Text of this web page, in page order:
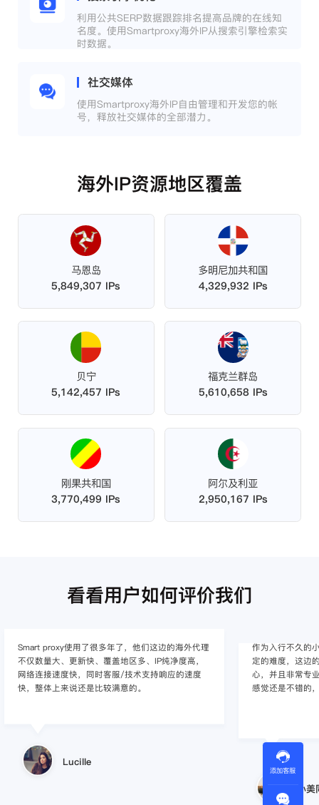
利用公共SERP数据跟踪排名提高品牌的在线知
名度。使用Smartproxy海外IP从搜索引擎检索实
时数据。
社交媒体
使用Smartproxy海外IP自由管理和开发您的帐
号，释放社交媒体的全部潜力。
海外IP资源地区覆盖
马恩岛
5,849,307 IPs
多明尼加共和国
4,329,932 IPs
贝宁
5,142,457 IPs
福克兰群岛
5,610,658 IPs
刚果共和国
3,770,499 IPs
阿尔及利亚
2,950,167 IPs
看看用户如何评价我们
作为入行不久的小白，上手使用Smart proxy会有一
定的难度，这边的客服人员/技术支持人员非常有耐
心，并且非常专业，很快就上手了，使用体验整体
感觉还是不错的，非常推荐身边的同行使用。
小美同学
作为一家跨境电
上面经营着多个
着强烈的需求，
商，不是断网就
王伟
添加客服